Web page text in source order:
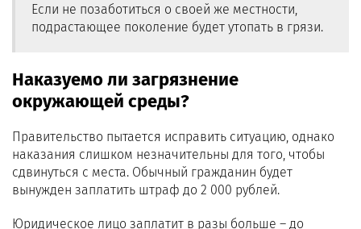
Если не позаботиться о своей же местности,
подрастающее поколение будет утопать в грязи.
Наказуемо ли загрязнение
окружающей среды?
Правительство пытается исправить ситуацию, однако
наказания слишком незначительны для того, чтобы
сдвинуться с места. Обычный гражданин будет
вынужден заплатить штраф до 2 000 рублей.
Юридическое лицо заплатит в разы больше – до